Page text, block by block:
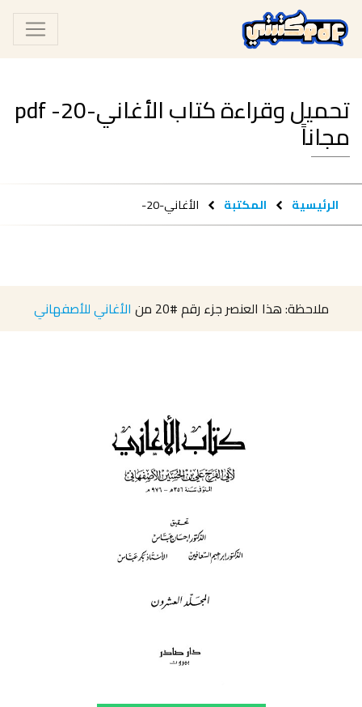
تحميل وقراءة كتاب الأغاني-20- pdf
مجاناً
الرئيسية المكتبة الأغاني-20-
ملاحظة: هذا العنصر جزء رقم#20 من الأغاني للأصفهاني